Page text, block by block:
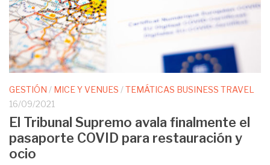
GESTIÓN / MICE Y VENUES /TEMÁTICAS BUSINESS TRAVEL
16/09/2021
El Tribunal Supremo avala finalmente el
pasaporte COVID para restauración y
ocio